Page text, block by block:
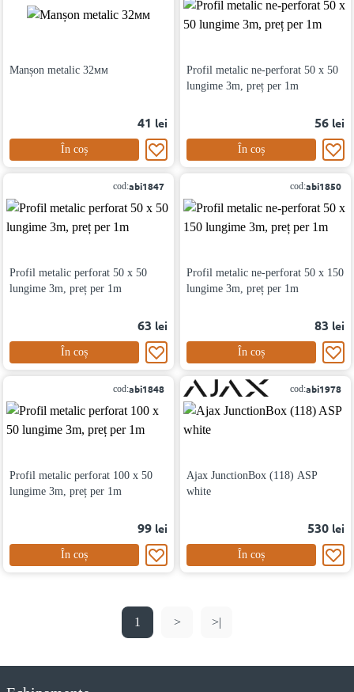
Manșon metalic 32мм
41 lei
În coș
Profil metalic ne-perforat 50 x 50
lungime 3m, preț per 1m
56 lei
În coș
cod:abi1847
Profil metalic perforat 50 x 50
lungime 3m, preț per 1m
63 lei
În coș
cod:abi1850
Profil metalic ne-perforat 50 x 150
lungime 3m, preț per 1m
83 lei
În coș
cod:abi1848
Profil metalic perforat 100 x 50
lungime 3m, preț per 1m
99 lei
În coș
cod:abi1978
Ajax JunctionBox (118) ASP
white
530 lei
În coș
1 > >|